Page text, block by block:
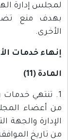
لمجلس إدارة
بهدف منع
الأخرى.
إنهاء خدمات
المادة (11)
1. تنتهي
من أعضاء
الإدارة والجهة
من تاريخ